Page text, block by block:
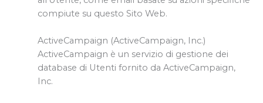
compiute su questo Sito Web.
ActiveCampaign (ActiveCampaign, Inc.)
ActiveCampaign è un servizio di gestione dei
database di Utenti fornito da ActiveCampaign,
Inc.